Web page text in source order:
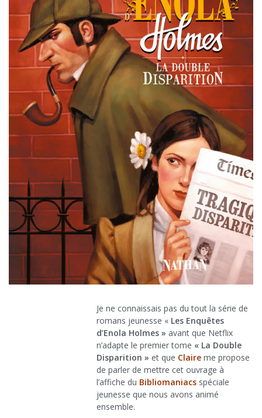
Je ne connaissais pas du tout la série de
romans jeunesse « Les Enquêtes
d’Enola Holmes » avant que Netflix
n’adapte le premier tome « La Double
Disparition » et que Claire me propose
de parler de mettre cet ouvrage à
l’affiche du Bibliomaniacs spéciale
jeunesse que nous avons animé
ensemble.